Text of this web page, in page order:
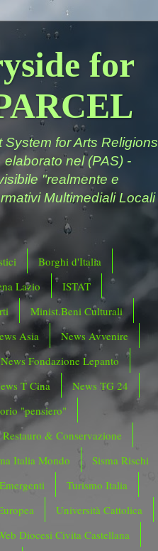
for
for Arts Religions
nel (PAS) -
"realmente e
Multimediali Locali
Borghi d'Italia
Lazio
ISTAT
Minist.Beni Culturali
Asia
News Avvenire
News Fondazione Lepanto
T Cina
News TG 24
"pensiero"
Restauro & Conservazione
Italia Mondo
Sisma Rischi
Turismo Italia
Università Cattolica
Diocesi Civita Castellana